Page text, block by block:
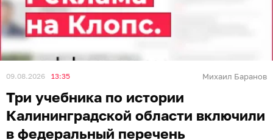
09.08.2026 13:35 Михаил Баранов
Три учебника по истории
Калининградской области включили
в федеральный перечень